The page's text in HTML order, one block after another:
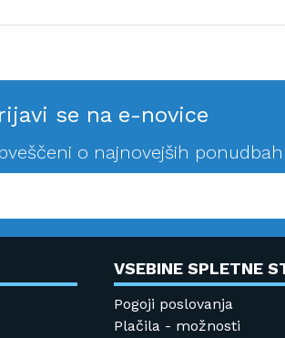
se na e-novice
o najnovejših
VSEBINE SPLETNE
Pogoji poslovanja
Plačila - možnosti